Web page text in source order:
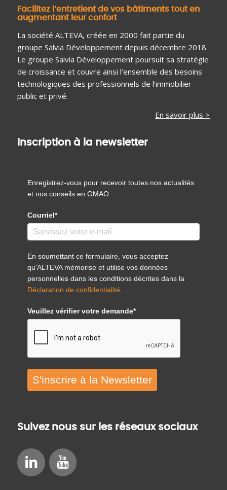
Facilitez l’entretient de vos bâtiments tout en
augmentant leur confort
La société ALTEVA, créée en 2000 fait partie du
groupe Salvia Développement depuis décembre 2018.
Le groupe Salvia Développement poursuit sa stratégie
de croissance et couvre ainsi l’ensemble des besoins
technologiques des professionnels de l’immobilier
public et privé.
En savoir plus >
Inscription à la newsletter
Enregistrez-vous pour recevoir toutes nos actualités
et nos conseils en GMAO
Courriel*
En soumettant ce formulaire, vous acceptez
qu'ALTEVA mémorise et utilise vos données
personnelles dans les conditions décrites dans la
Déclaration de confidentialité.
Veuillez vérifier votre demande*
S'inscrire à la Newsletter
Suivez nous sur les réseaux sociaux